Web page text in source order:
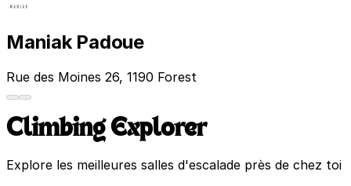
Maniak Padoue
Rue des Moines 26, 1190 Forest
Climbing Explorer
Explore les meilleures salles d'escalade près de chez toi